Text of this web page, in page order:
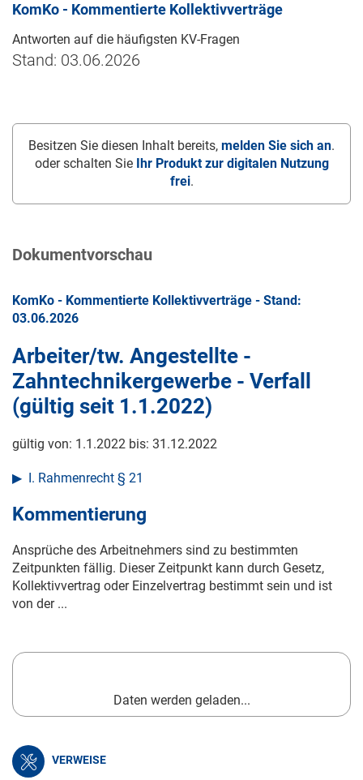
KomKo - Kommentierte Kollektivverträge
Antworten auf die häufigsten KV-Fragen
Stand: 03.06.2026
Besitzen Sie diesen Inhalt bereits, melden Sie sich an.
oder schalten Sie
Ihr Produkt zur digitalen Nutzung
frei.
Dokumentvorschau
KomKo - Kommentierte Kollektivverträge - Stand:
03.06.2026
Arbeiter/tw. Angestellte -
Zahntechnikergewerbe - Verfall
(gültig seit 1.1.2022)
gültig von: 1.1.2022 bis: 31.12.2022
I. Rahmenrecht § 21
Kommentierung
Ansprüche des Arbeitnehmers sind zu bestimmten
Zeitpunkten fällig. Dieser Zeitpunkt kann durch Gesetz,
Kollektivvertrag oder Einzelvertrag bestimmt sein und ist
von der ...
Daten werden geladen...
VERWEISE